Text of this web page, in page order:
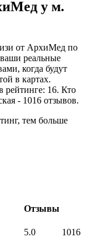
у м.
от АрхиМед по
реальные
когда будут
в картах.
рейтинге: 16. Кто
- 1016 отзывов.
тем больше
Отзывы
5.0 1016